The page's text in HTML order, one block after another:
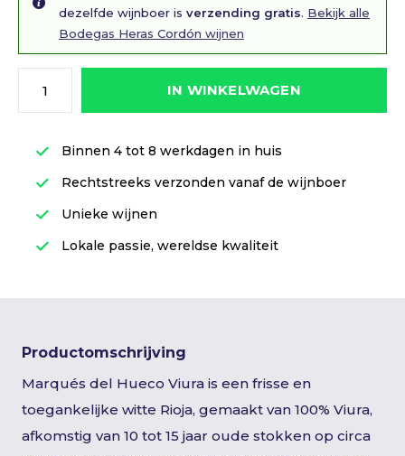
dezelfde wijnboer is verzending gratis. Bekijk alle
Bodegas Heras Cordón wijnen
IN WINKELWAGEN
Binnen 4 tot 8 werkdagen in huis
Rechtstreeks verzonden vanaf de wijnboer
Unieke wijnen
Lokale passie, wereldse kwaliteit
Productomschrijving
Marqués del Hueco Viura is een frisse en
toegankelijke witte Rioja, gemaakt van 100% Viura,
afkomstig van 10 tot 15 jaar oude stokken op circa